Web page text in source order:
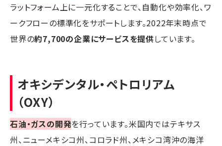
ラットフォーム上に一元化することで、自動化や効率化、ワ
ークフローの標準化をサポートします。2022年末時点で
世界の約7,700の企業にサービスを提供しています。
オキシデンタル・ペトロリアム
（OXY）
石油・ガスの開発を行っています。米国内ではテキサス
州、ニューメキシコ州、コロラド州、メキシコ湾沖の海洋